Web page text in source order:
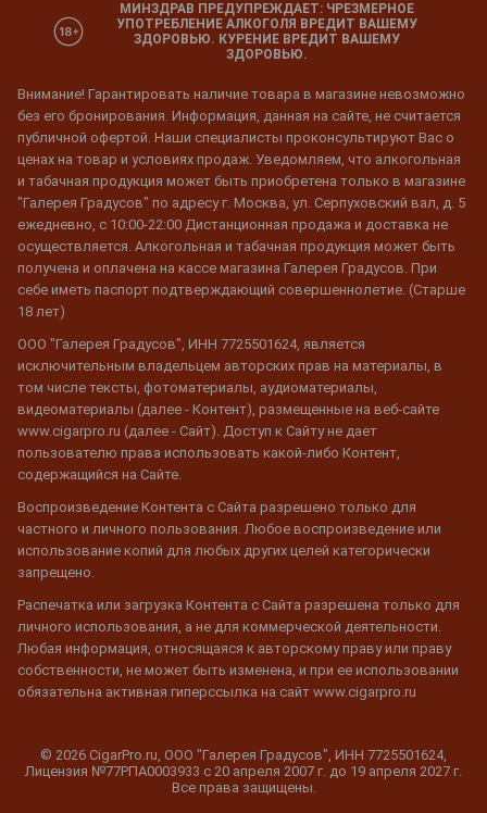
МИНЗДРАВ ПРЕДУПРЕЖДАЕТ: ЧРЕЗМЕРНОЕ
УПОТРЕБЛЕНИЕ АЛКОГОЛЯ ВРЕДИТ ВАШЕМУ
ЗДОРОВЬЮ. КУРЕНИЕ ВРЕДИТ ВАШЕМУ
ЗДОРОВЬЮ.
Внимание! Гарантировать наличие товара в магазине невозможно
без его бронирования. Информация, данная на сайте, не считается
публичной офертой. Наши специалисты проконсультируют Вас о
ценах на товар и условиях продаж. Уведомляем, что алкогольная
и табачная продукция может быть приобретена только в магазине
"Галерея Градусов" по адресу г. Москва, ул. Серпуховский вал, д. 5
ежедневно, с 10:00-22:00 Дистанционная продажа и доставка не
осуществляется. Алкогольная и табачная продукция может быть
получена и оплачена на кассе магазина Галерея Градусов. При
себе иметь паспорт подтверждающий совершеннолетие. (Старше
18 лет)
ООО "Галерея Градусов", ИНН 7725501624, является
исключительным владельцем авторских прав на материалы, в
том числе тексты, фотоматериалы, аудиоматериалы,
видеоматериалы (далее - Контент), размещенные на веб-сайте
www.cigarpro.ru (далее - Сайт). Доступ к Сайту не дает
пользователю права использовать какой-либо Контент,
содержащийся на Сайте.
Воспроизведение Контента с Сайта разрешено только для
частного и личного пользования. Любое воспроизведение или
использование копий для любых других целей категорически
запрещено.
Распечатка или загрузка Контента с Сайта разрешена только для
личного использования, а не для коммерческой деятельности.
Любая информация, относящаяся к авторскому праву или праву
собственности, не может быть изменена, и при ее использовании
обязательна активная гиперссылка на сайт www.cigarpro.ru
© 2026 CigarPro.ru, ООО "Галерея Градусов", ИНН 7725501624,
Лицензия №77РПА0003933 c 20 апреля 2007 г. до 19 апреля 2027 г.
Все права защищены.